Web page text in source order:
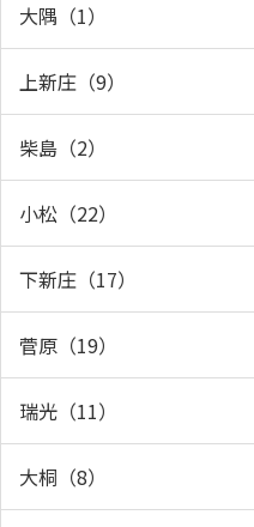
大隅（1）
上新庄（9）
柴島（2）
小松（22）
下新庄（17）
菅原（19）
瑞光（11）
大桐（8）